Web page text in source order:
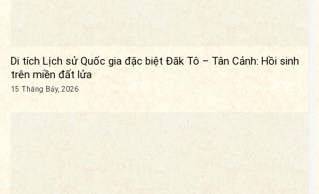
Di tích Lịch sử Quốc gia đặc biệt Đăk Tô – Tân Cảnh: Hồi sinh
trên miền đất lửa
15 Tháng Bảy, 2026